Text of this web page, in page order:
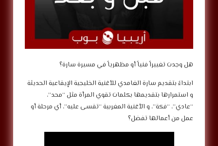
‎ابتداءً بتقديم سارة الغامدي للأغنية الخليجية الإيقاعية الحديثة
و استمرارها بتقديمها بكلمات تقوي المرأة مثل “محد”،
“عادي”، “فكة”، و الأغنية المغربية “تقسى عليه”، أي مرحلة أو
عمل من أعمالها تفضل؟